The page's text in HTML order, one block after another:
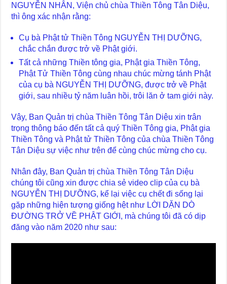
NGUYỄN NHÂN, Viện chủ chùa Thiền Tông Tân Diệu,
thì ông xác nhận rằng:
Cụ bà Phật tử Thiền Tông NGUYỄN THỊ DƯỠNG,
chắc chắn được trở về Phật giới.
Tất cả những Thiền tông gia, Phật gia Thiền Tông,
Phật Tử Thiền Tông cùng nhau chúc mừng tánh Phật
của cụ bà NGUYỄN THỊ DƯỠNG, được trở về Phật
giới, sau nhiều tỷ năm luân hồi, trôi lăn ở tam giới này.
Vậy, Ban Quản trị chùa Thiền Tông Tân Diệu xin trân
trọng thông báo đến tất cả quý Thiền Tông gia, Phật gia
Thiền Tông và Phật tử Thiền Tông của chùa Thiền Tông
Tân Diệu sự việc như trên để cùng chúc mừng cho cụ.
Nhân đây, Ban Quản trị chùa Thiền Tông Tân Diệu
chúng tôi cũng xin được chia sẻ video clip của cụ bà
NGUYỄN THỊ DƯỠNG, kể lại việc cụ chết đi sống lại
gặp những hiện tượng giống hệt như LỜI DẶN DÒ
ĐƯỜNG TRỞ VỀ PHẬT GIỚI, mà chúng tôi đã có dịp
đăng vào năm 2020 như sau: